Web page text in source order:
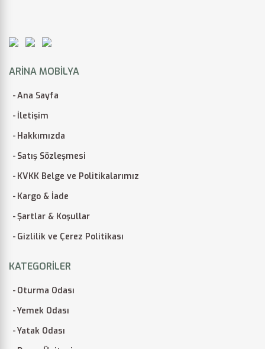
ARINA MOBILYA
Ana Sayfa
İletişim
Hakkımızda
Satış Sözleşmesi
KVKK Belge ve Politikalarımız
Kargo & İade
Şartlar & Koşullar
Gizlilik ve Çerez Politikası
KATEGORILER
Oturma Odası
Yemek Odası
Yatak Odası